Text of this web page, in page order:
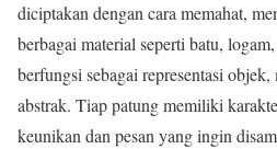
diciptakan dengan cara memahat,
berbagai material seperti batu,
berfungsi sebagai representasi
abstrak. Tiap patung memiliki
keunikan dan pesan yang ingin